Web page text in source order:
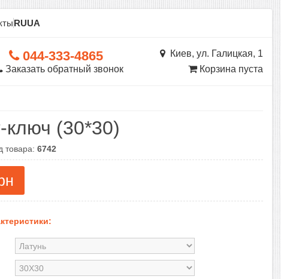
RUUA
044-333-4865
Заказать обратный звонок
Киев, ул. Галицкая, 1
Корзина пуста
ключ (30*30)
товара:6742